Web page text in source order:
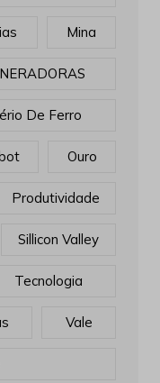
Mina
De Ferro
Ouro
Produtividade
Sillicon Valley
Tecnologia
Vale